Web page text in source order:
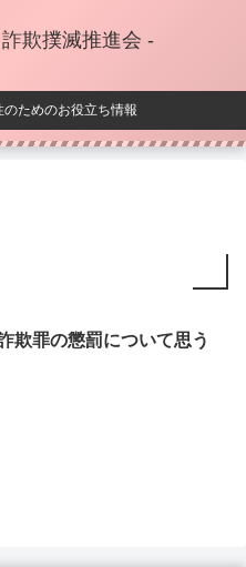
欺撲滅推進会 -
ためのお役立ち情報
欺罪の懲罰について思う